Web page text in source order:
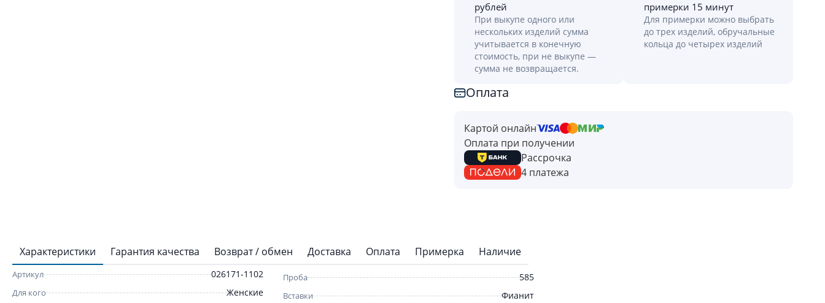
рублей
При выкупе одного или
нескольких изделий сумма
учитывается в конечную
стоимость, при не выкупе —
сумма не возвращается.
примерки 15 минут
Для примерки можно выбрать
до трех изделий, обручальные
кольца до четырех изделий
Оплата
Картой онлайн
Оплата при получении
Рассрочка
4 платежа
Характеристики Гарантия качества Возврат / обмен Доставка Оплата Примерка Наличие
Артикул 026171-1102
Для кого Женские
Проба 585
Вставки Фианит